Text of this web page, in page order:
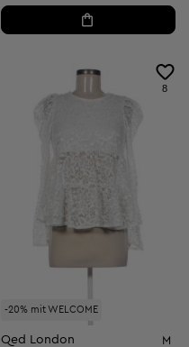
-20% mit WELCOME
8
Qed London M